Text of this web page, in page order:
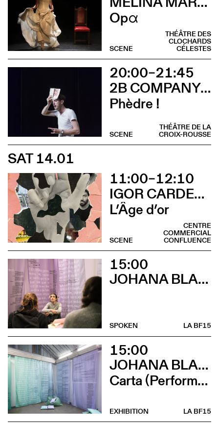
Opα
THÉÂTRE DES
CLOCHARDS
CÉLESTES
SCENE
20:00–21:45
2B COMPANY - FRANÇOIS GREMAUD
Phèdre !
THÉÂTRE DE LA
CROIX-ROUSSE
SCENE
SAT 14.01
11:00–12:10
IGOR CARDELLINI & TOMAS GONZALEZ
L’Âge d’or
CENTRE
COMMERCIAL
CONFLUENCE
SCENE
15:00
JOHANA BLANC
LA BF15
SPOKEN
15:00
JOHANA BLANC ET SIMONE HOLLIGER
Carta (Performance de Johana Blanc)
LA BF15
EXHIBITION